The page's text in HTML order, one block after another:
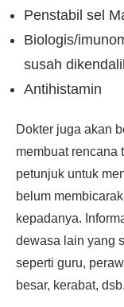
Penstabil sel
Biologis/
susah
Antihistamin
Dokter juga akan
membuat rencana
petunjuk untuk
belum
kepadanya.
dewasa lain yang
seperti guru,
besar, kerabat, dsb.